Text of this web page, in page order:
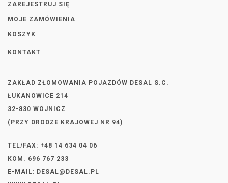
ZAREJESTRUJ SIĘ
MOJE ZAMÓWIENIA
KOSZYK
KONTAKT
ZAKŁAD ZŁOMOWANIA POJAZDÓW DESAL S.C.
ŁUKANOWICE 214
32-830 WOJNICZ
(PRZY DRODZE KRAJOWEJ NR 94)
TEL/FAX: +48 14 634 04 06
KOM. 696 767 233
E-MAIL: DESAL@DESAL.PL